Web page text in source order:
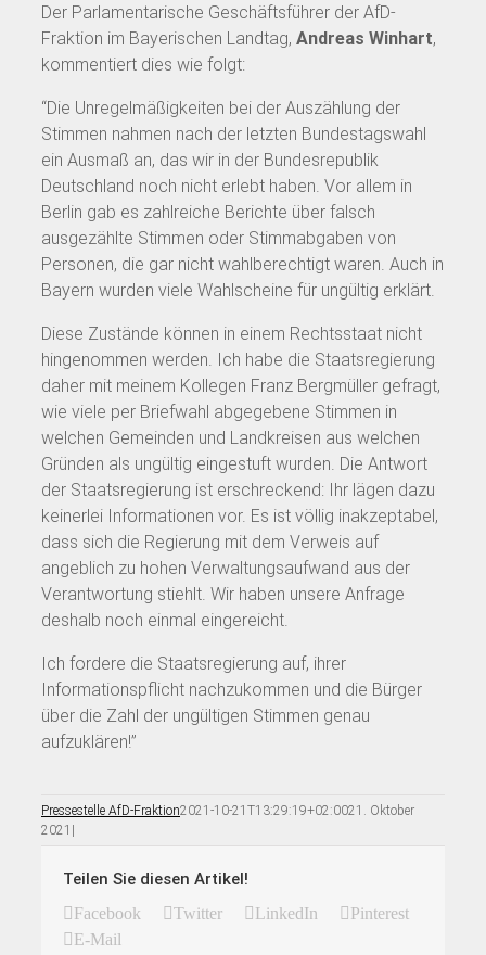
Der Parlamentarische Geschäftsführer der AfD-
Fraktion im Bayerischen Landtag, Andreas Winhart,
kommentiert dies wie folgt:
“Die Unregelmäßigkeiten bei der Auszählung der
Stimmen nahmen nach der letzten Bundestagswahl
ein Ausmaß an, das wir in der Bundesrepublik
Deutschland noch nicht erlebt haben. Vor allem in
Berlin gab es zahlreiche Berichte über falsch
ausgezählte Stimmen oder Stimmabgaben von
Personen, die gar nicht wahlberechtigt waren. Auch in
Bayern wurden viele Wahlscheine für ungültig erklärt.
Diese Zustände können in einem Rechtsstaat nicht
hingenommen werden. Ich habe die Staatsregierung
daher mit meinem Kollegen Franz Bergmüller gefragt,
wie viele per Briefwahl abgegebene Stimmen in
welchen Gemeinden und Landkreisen aus welchen
Gründen als ungültig eingestuft wurden. Die Antwort
der Staatsregierung ist erschreckend: Ihr lägen dazu
keinerlei Informationen vor. Es ist völlig inakzeptabel,
dass sich die Regierung mit dem Verweis auf
angeblich zu hohen Verwaltungsaufwand aus der
Verantwortung stiehlt. Wir haben unsere Anfrage
deshalb noch einmal eingereicht.
Ich fordere die Staatsregierung auf, ihrer
Informationspflicht nachzukommen und die Bürger
über die Zahl der ungültigen Stimmen genau
aufzuklären!”
Pressestelle AfD-Fraktion2021-10-21T13:29:19+02:0021. Oktober
2021 |
Teilen Sie diesen Artikel!
Facebook Twitter LinkedIn
Pinterest
E-Mail